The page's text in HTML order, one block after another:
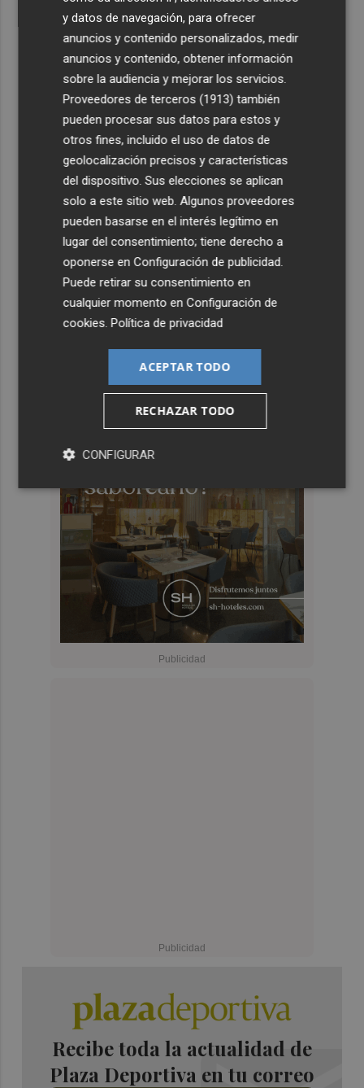
Recibe toda la actualidad de
Plaza Deportiva en tu correo
y datos de navegación, para ofrecer
anuncios y contenido personalizados, medir
anuncios y contenido, obtener información
sobre la audiencia y mejorar los servicios.
Proveedores de terceros (1913) también
pueden procesar sus datos para estos y
otros fines, incluido el uso de datos de
geolocalización precisos y características
del dispositivo. Sus elecciones se aplican
solo a este sitio web. Algunos proveedores
pueden basarse en el interés legítimo en
lugar del consentimiento; tiene derecho a
oponerse enConfiguración de publicidad.
Puede retirar su consentimiento en
cualquier momento enConfiguración de
cookies.Política de privacidad
ACEPTAR TODO
RECHAZAR TODO
CONFIGURAR